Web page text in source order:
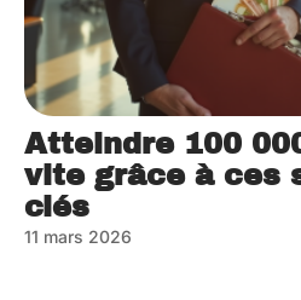
Atteindre 100
vite grâce à ces
clés
11 mars 2026